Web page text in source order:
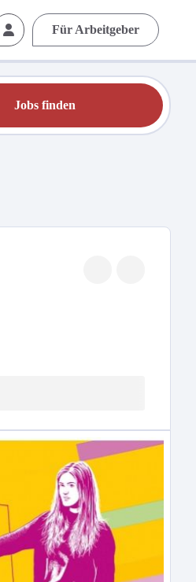
Für Arbeitgeber
Jobs finden